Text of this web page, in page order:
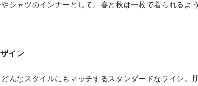
シャツのインナーとして。春と秋は一枚で着られるよ
イン
んなスタイルにもマッチするスタンダードなライン。